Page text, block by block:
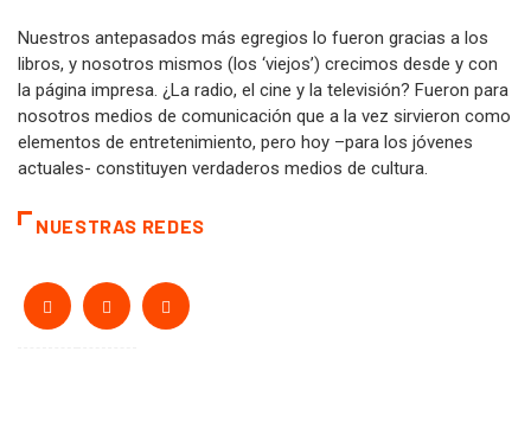
Nuestros antepasados más egregios lo fueron gracias a los
libros, y nosotros mismos (los ‘viejos’) crecimos desde y con
la página impresa. ¿La radio, el cine y la televisión? Fueron para
nosotros medios de comunicación que a la vez sirvieron como
elementos de entretenimiento, pero hoy –para los jóvenes
actuales- constituyen verdaderos medios de cultura.
NUESTRAS REDES